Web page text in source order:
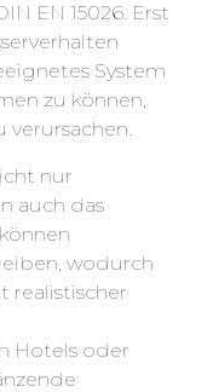
EN 15026. Erst
System
zu können,
verursachen.
nur
auch das
wodurch
realistischer
Hotels oder